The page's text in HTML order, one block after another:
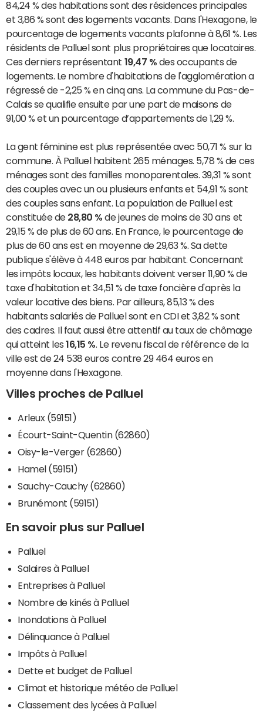
84,24 % des habitations sont des résidences principales
et 3,86 % sont des logements vacants. Dans l'Hexagone, le
pourcentage de logements vacants plafonne à 8,61 %. Les
résidents de Palluel sont plus propriétaires que locataires.
Ces derniers représentant 19,47 % des occupants de
logements. Le nombre d'habitations de l'agglomération a
régressé de -2,25 % en cinq ans. La commune du Pas-de-
Calais se qualifie ensuite par une part de maisons de
91,00 % et un pourcentage d’appartements de 1,29 %.
La gent féminine est plus représentée avec 50,71 % sur la
commune. À Palluel habitent 265 ménages. 5,78 % de ces
ménages sont des familles monoparentales. 39,31 % sont
des couples avec un ou plusieurs enfants et 54,91 % sont
des couples sans enfant. La population de Palluel est
constituée de 28,80 % de jeunes de moins de 30 ans et
29,15 % de plus de 60 ans. En France, le pourcentage de
plus de 60 ans est en moyenne de 29,63 %. Sa dette
publique s'élève à 448 euros par habitant. Concernant
les impôts locaux, les habitants doivent verser 11,90 % de
taxe d'habitation et 34,51 % de taxe foncière d'après la
valeur locative des biens. Par ailleurs, 85,13 % des
habitants salariés de Palluel sont en CDI et 3,82 % sont
des cadres. Il faut aussi être attentif au taux de chômage
qui atteint les16,15 % . Le revenu fiscal de référence de la
ville est de 24 538 euros contre 29 464 euros en
moyenne dans l'Hexagone.
Villes proches de Palluel
Arleux (59151)
Écourt-Saint-Quentin (62860)
Oisy-le-Verger (62860)
Hamel (59151)
Sauchy-Cauchy (62860)
Brunémont (59151)
En savoir plus sur Palluel
Palluel
Salaires à Palluel
Entreprises à Palluel
Nombre de kinés à Palluel
Inondations à Palluel
Délinquance à Palluel
Impôts à Palluel
Dette et budget de Palluel
Climat et historique météo de Palluel
Classement des lycées à Palluel